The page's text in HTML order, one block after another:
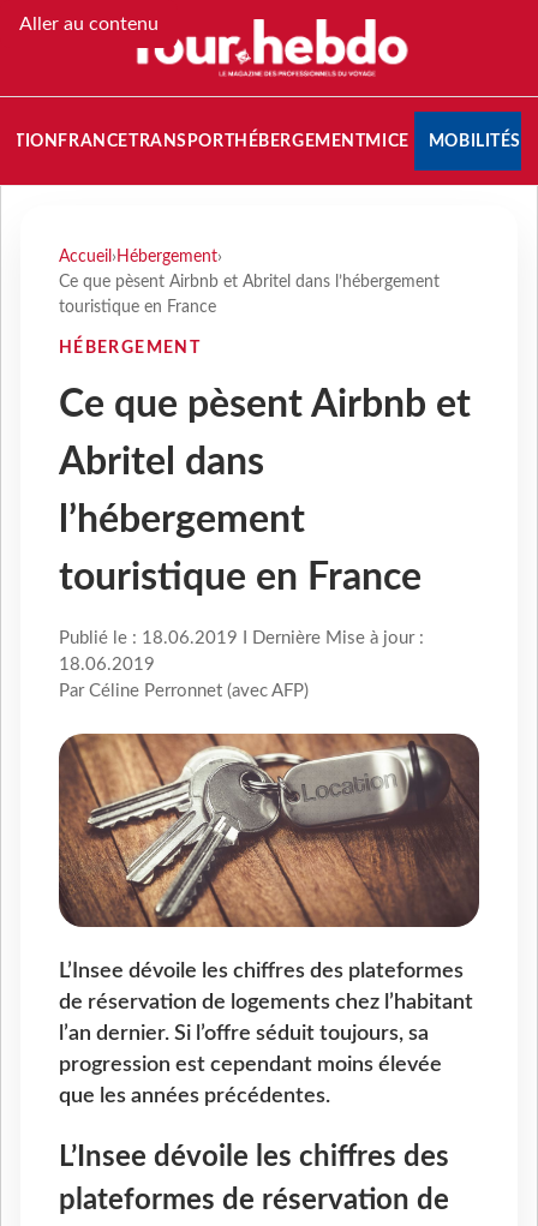
Aller au contenu
FRANCETRANSPORT HÉBERGEMENTMICE MOBILITÉS
Accueil › Hébergement›
Ce que pèsent Airbnb et Abritel dans l’hébergement
touristique en France
HÉBERGEMENT
Ce que pèsent Airbnb et
Abritel dans
l’hébergement
touristique en France
Publié le : 18.06.2019 I Dernière Mise à jour :
18.06.2019
Par Céline Perronnet (avec AFP)
L’Insee dévoile les chiffres des plateformes
de réservation de logements chez l’habitant
l’an dernier. Si l’offre séduit toujours, sa
progression est cependant moins élevée
que les années précédentes.
L’Insee dévoile les chiffres des
plateformes de réservation de